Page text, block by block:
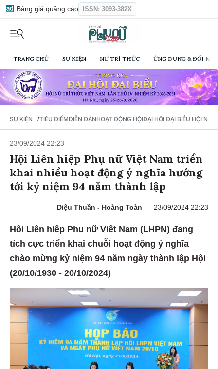
Bảng giá quảng cáo ISSN: 3093-382X
TRANG CHỦ SỰ KIỆN NỮ TRÍ THỨC ỨNG DỤNG & ĐỔI
SỰ KIỆN /TIÊU ĐIỂMDIỄN ĐÀNHOẠT ĐỘNG HỘIĐẠI HỘI ĐẠI BIỂU HỘI NỮ
23/09/2024 22:23
Hội Liên hiệp Phụ nữ Việt Nam triển
khai nhiều hoạt động ý nghĩa hướng
tới kỷ niệm 94 năm thành lập
Diệu Thuần - Hoàng Toàn 23/09/2024 22:23
Hội Liên hiệp Phụ nữ Việt Nam (LHPN) đang
tích cực triển khai chuỗi hoạt động ý nghĩa
chào mừng kỷ niệm 94 năm ngày thành lập Hội
(20/10/1930 - 20/10/2024)